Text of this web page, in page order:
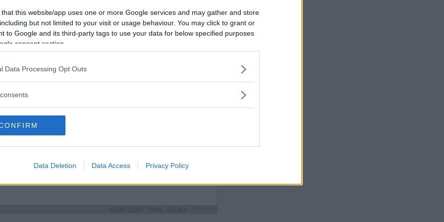
that this website/app uses one or more Google services and may gather and store
but not limited to your visit or usage behaviour. You may click to grant or
to Google and its third-party tags to use your data for below specified purposes
consent section.
Data Processing Opt Outs
Data Deletion Data Access Privacy Policy
Avbrutna
2
Oavgjorda
6
på Jag äter
Wok
Ratingbesatt
J
Vill du bli
medlem?